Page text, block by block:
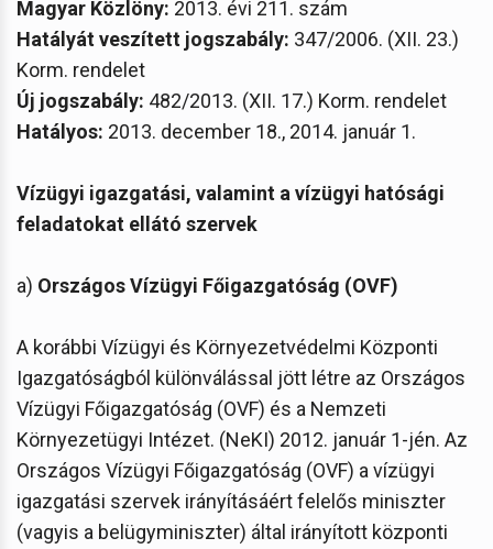
Magyar Közlöny: 2013. évi 211. szám
Hatályát veszített jogszabály: 347/2006. (XII. 23.)
Korm. rendelet
Új jogszabály: 482/2013. (XII. 17.) Korm. rendelet
Hatályos: 2013. december 18., 2014. január 1.
Vízügyi igazgatási, valamint a vízügyi hatósági
feladatokat ellátó szervek
a) Országos Vízügyi Főigazgatóság (OVF)
A korábbi Vízügyi és Környezetvédelmi Központi
Igazgatóságból különválással jött létre az Országos
Vízügyi Főigazgatóság (OVF) és a Nemzeti
Környezetügyi Intézet. (NeKI) 2012. január 1-jén. Az
Országos Vízügyi Főigazgatóság (OVF) a vízügyi
igazgatási szervek irányításáért felelős miniszter
(vagyis a belügyminiszter) által irányított központi